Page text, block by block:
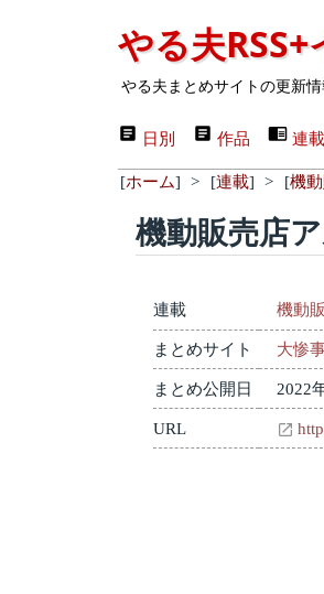
やる夫
やる夫まとめサイトの更新
日別 作品 連載
[ホーム] > [連載] > [機
機動販売店
連載 機動
まとめサイト 大惨
まとめ公開日 2022
URL